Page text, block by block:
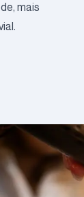
mais